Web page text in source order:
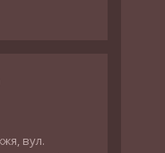
вул.